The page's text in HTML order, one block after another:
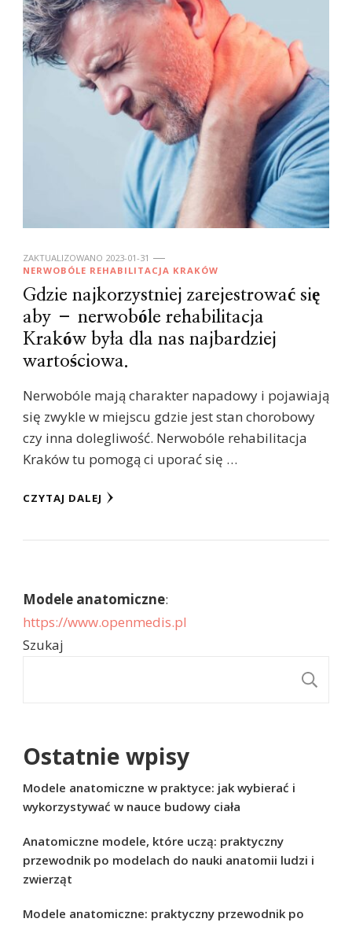
ZAKTUALIZOWANO 2023-01-31
NERWOBÓLE REHABILITACJA KRAKÓW
Gdzie najkorzystniej zarejestrować się
aby – nerwobóle rehabilitacja
Kraków była dla nas najbardziej
wartościowa.
Nerwobóle mają charakter napadowy i pojawiają
się zwykle w miejscu gdzie jest stan chorobowy
czy inna dolegliwość. Nerwobóle rehabilitacja
Kraków tu pomogą ci uporać się …
CZYTAJ DALEJ
Modele anatomiczne:
https://www.openmedis.pl
Szukaj
Ostatnie wpisy
Modele anatomiczne w praktyce: jak wybierać i
wykorzystywać w nauce budowy ciała
Anatomiczne modele, które uczą: praktyczny
przewodnik po modelach do nauki anatomii ludzi i
zwierząt
Modele anatomiczne: praktyczny przewodnik po